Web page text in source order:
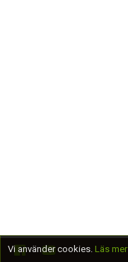
Vi använder cookies. Läs mer